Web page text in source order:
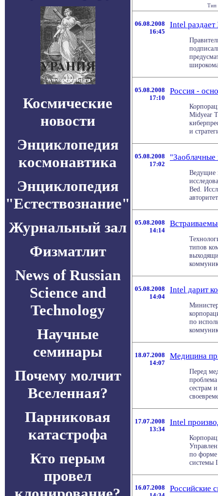
Космические
новости
Энциклопедия
космонавтика
Энциклопедия
"Естествознание"
Журнальный зал
Физматлит
News of Russian
Science and
Technology
Научные
семинары
Почему молчит
Вселенная?
Парниковая
катастрофа
Кто перым
провел
Тип
06.08.2008
16:45
Intel
05.08.2008
17:10
Россия -
Midyear
и
05.08.2008
17:02
Ведущие
Bed.
05.08.2008
14:14
типов
05.08.2008
14:04
Intel дарит
по
18.07.2008
14:07
Медицина
Перед
сестрам
17.07.2008
13:34
Intel
по
системы
16.07.2008
Российские